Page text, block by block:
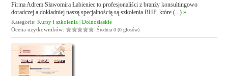
Firma Adrem Sławomira Łabieniec to profesjonaliści z branży konsultingowo
doradczej a dokładniej naszą specjalnością są szkolenia BHP, które (...)»
Kategorie:Kursy i szkolenia |Dolnośląskie
Ocena użytkowników:
Średnia 0 (0 głosów)